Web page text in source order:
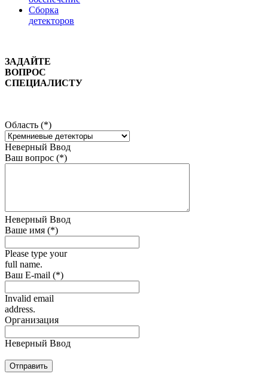
Сборка
детекторов
ЗАДАЙТЕ
ВОПРОС
СПЕЦИАЛИСТУ
Область (*)
Неверный Ввод
Ваш вопрос (*)
Неверный Ввод
Ваше имя (*)
Please type your
full name.
Ваш E-mail (*)
Invalid email
address.
Организация
Неверный Ввод